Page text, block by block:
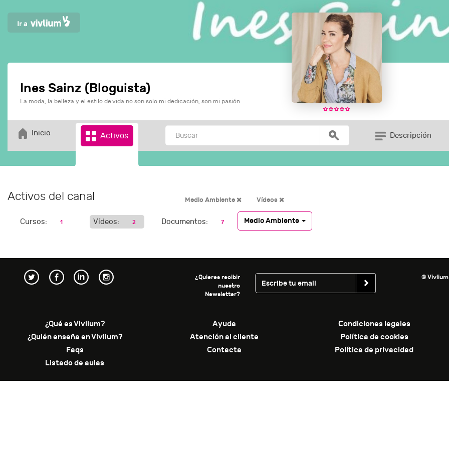
Ines Sainz (Bloguista)
La moda, la belleza y el estilo de vida no son solo mi dedicación, son mi pasión
Inicio Activos Descripción
Activos del canal Vídeos
Medio Ambiente
Cursos: 1 Vídeos: 2 Documentos: 7 Medio Ambiente
¿Quieres recibir
nuestro
Newsletter?
© Vivlium
¿Qué es Vivlium? Ayuda
Condiciones legales
¿Quién enseña en Vivlium?
Atención al cliente
Política de cookies
Faqs
Contacta
Política de privacidad
Listado de aulas